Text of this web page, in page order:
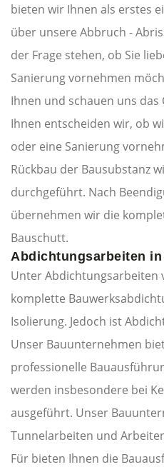
bieten wir Ihnen als erstes
über unsere Abbruch -
der Frage stehen, ob Sie
Sanierung vornehmen
Ihnen und schauen uns
Ihnen entscheiden wir, ob
oder eine Sanierung
Rückbau der Bausubstanz
durchgeführt. Nach
übernehmen wir die
Bauschutt.
Abdichtungsarbeiten
Unter Abdichtungsarbeiten
komplette
Isolierung. Jedoch ist
Unser Bauunternehmen
professionelle
werden insbesondere bei
ausgeführt. Unser
Tunnelarbeiten und
Für bieten Ihnen die